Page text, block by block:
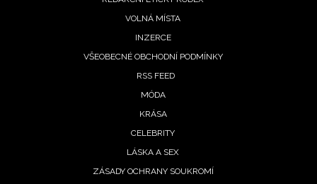
VOLNÁ MÍSTA
INZERCE
VŠEOBECNÉ OBCHODNÍ PODMÍNKY
RSS FEED
MÓDA
KRÁSA
CELEBRITY
LÁSKA A SEX
ZÁSADY OCHRANY SOUKROMÍ